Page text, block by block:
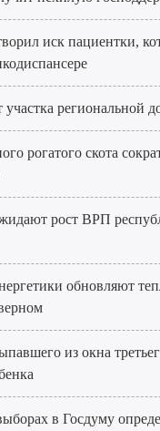
иск пациентки,
региональной
рогатого скота
рост ВРП
обновляют
из окна
в Госдуму